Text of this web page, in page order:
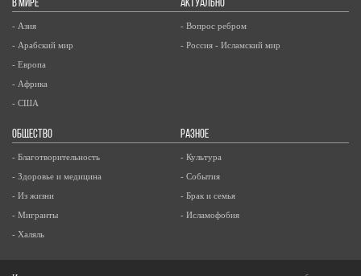
В МИРЕ
- Азия
- Арабский мир
- Европа
- Африка
- США
АКТУАЛЬНО
- Вопрос ребром
- Россия - Исламский мир
ОБЩЕСТВО
- Благотворительность
- Здоровье и медицина
- Из жизни
- Мигранты
- Халяль
РАЗНОЕ
- Культура
- События
- Брак и семья
- Исламофобия